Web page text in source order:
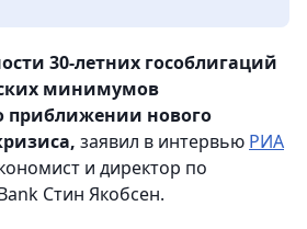
30-летних гособлигаций
минимумов
приближении нового
заявил в интервью РИА
и директор по
Стин Якобсен.